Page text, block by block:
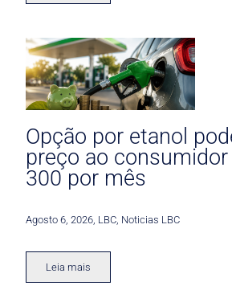
Opção por etanol
preço ao
300 por mês
Agosto 6, 2026 LBC Noticias LBC
Leia mais